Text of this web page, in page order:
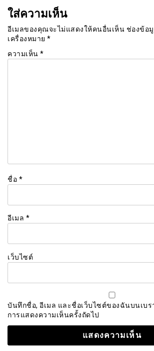
ใส่ความเห็น
อีเมลของคุณจะไม่แสดงให้คนอื่นเห็น ช่องข้อ
เครื่องหมาย *
ความเห็น *
ชื่อ *
อีเมล *
เว็บไซต์
บันทึกชื่อ, อีเมล และชื่อเว็บไซต์ของฉันบนเบร
การแสดงความเห็นครั้งถัดไป